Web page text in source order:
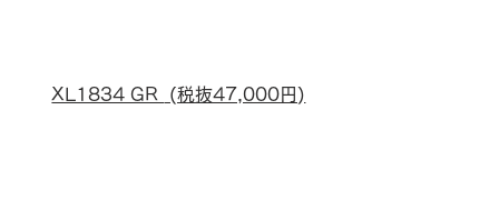
XL1834 GR (税抜47,000円)